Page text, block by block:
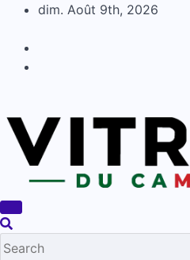
Skip
content
dim. Août 9th, 2026